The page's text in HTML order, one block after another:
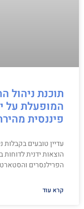
תוכנת ניהול
המופעלת על
פיננסית
עדיין טובעים
הוצאות ידנית
הפרילנסרים
קרא עוד